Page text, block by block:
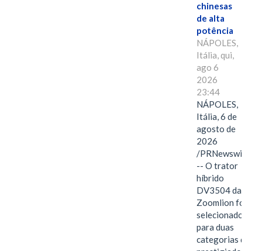
chinesas
de alta
potência
NÁPOLES,
Itália, qui,
ago 6
2026
23:44
NÁPOLES,
Itália, 6 de
agosto de
2026
/PRNewswire/
-- O trator
híbrido
DV3504 da
Zoomlion foi
selecionado
para duas
categorias do